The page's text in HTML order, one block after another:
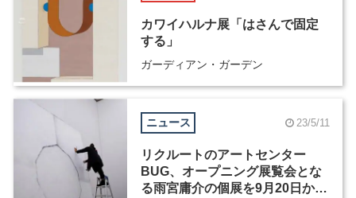
カワイハルナ展「はさんで固定
する」
ガーディアン・ガーデン
ニュース 23/5/11
リクルートのアートセンター
BUG、オープニング展覧会とな
る雨宮庸介の個展を9月20日から